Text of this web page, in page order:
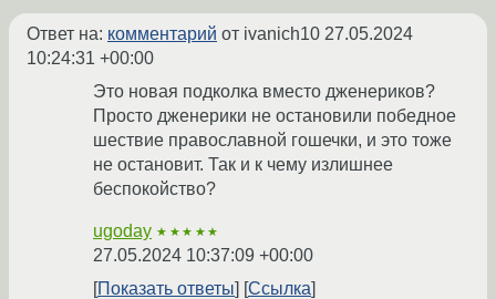
Ответ на: комментарий от ivanich10 27.05.2024
10:24:31 +00:00
Это новая подколка вместо дженериков?
Просто дженерики не остановили победное
шествие православной гошечки, и это тоже
не остановит. Так и к чему излишнее
беспокойство?
ugoday ★★★★★
27.05.2024 10:37:09 +00:00
Показать ответы
Ссылка